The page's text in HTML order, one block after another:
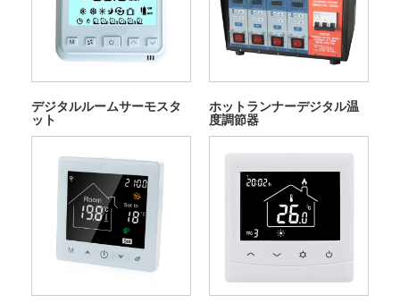
デジタルルームサーモスタ
ット
ホットランナーデジタル温
度調節器